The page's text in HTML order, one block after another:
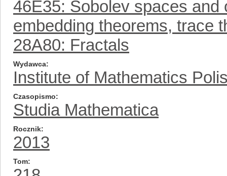
46E35: Sobolev spaces
embedding theorems, trace
28A80: Fractals
Wydawca
Institute of Mathematics
Czasopismo
Studia Mathematica
Rocznik
2013
Tom